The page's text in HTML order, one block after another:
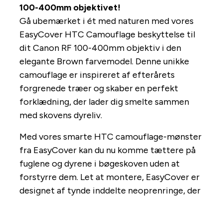
100-400mm objektivet!
Gå ubemærket i ét med naturen med vores
EasyCover HTC Camouflage beskyttelse til
dit Canon RF 100-400mm objektiv i den
elegante Brown farvemodel. Denne unikke
camouflage er inspireret af efterårets
forgrenede træer og skaber en perfekt
forklædning, der lader dig smelte sammen
med skovens dyreliv.
Med vores smarte HTC camouflage-mønster
fra EasyCover kan du nu komme tættere på
fuglene og dyrene i bøgeskoven uden at
forstyrre dem. Let at montere, EasyCover er
designet af tynde inddelte neoprenringe, der